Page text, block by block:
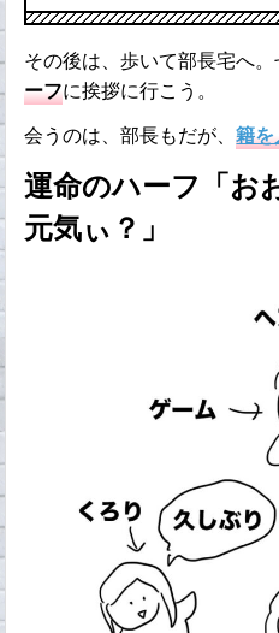
その後は、歩いて部長宅へ
ーフに挨拶に行こう。
会うのは、部長もだが、籍
運命のハーフ「お
元気ぃ？」